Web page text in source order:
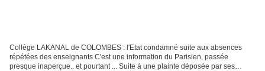
Collège LAKANAL de COLOMBES : l'Etat condamné suite aux absences
répétées des enseignants C'est une information du Parisien, passée
presque inaperçue.. et pourtant ... Suite à une plainte déposée par ses